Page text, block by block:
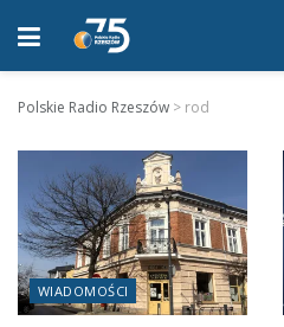
Polskie Radio Rzeszów > rod
WIADOMOŚCI